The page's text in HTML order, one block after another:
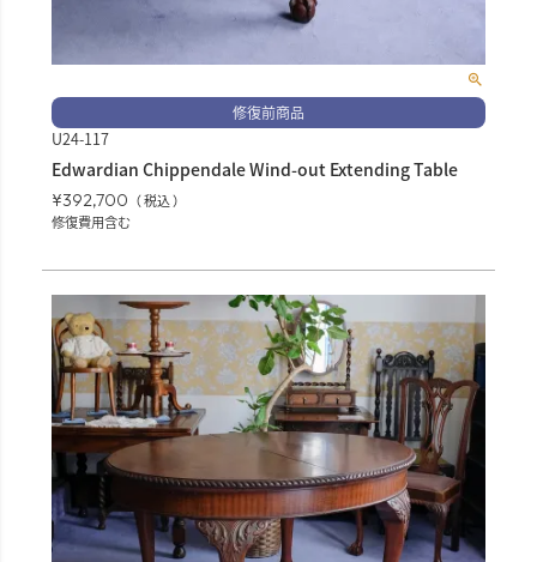
修復前商品
U24-117
Edwardian Chippendale Wind-out Extending Table
¥392,700
税込
修復費用含む